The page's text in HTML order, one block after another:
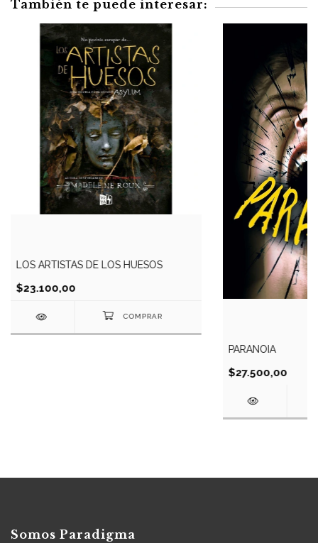
También te puede interesar:
LOS ARTISTAS DE LOS HUESOS
$23.100,00
PARANOIA
$27.500,00
Somos Paradigma